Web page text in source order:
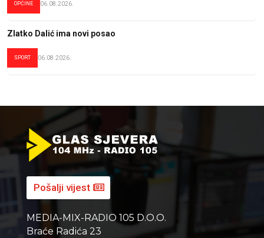
OPĆINE 06.08.2026.
Zlatko Dalić ima novi posao
SPORT 06.08.2026.
Pošalji vijest
MEDIA-MIX-RADIO 105 D.O.O.
Braće Radića 23